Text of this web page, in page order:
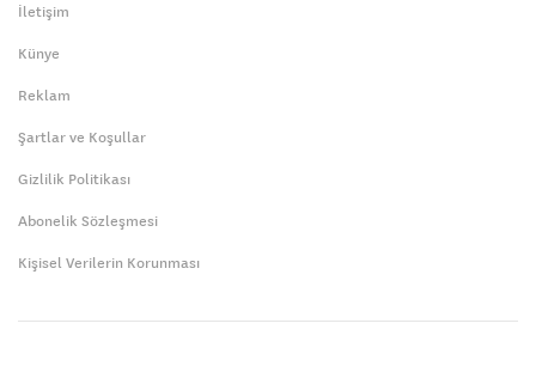
İletişim
Künye
Reklam
Şartlar ve Koşullar
Gizlilik Politikası
Abonelik Sözleşmesi
Kişisel Verilerin Korunması